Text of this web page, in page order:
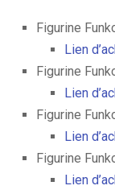
Figurine
Lien
Figurine
Lien
Figurine
Lien
Figurine
Lien